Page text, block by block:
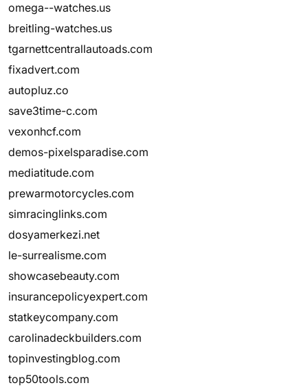
omega--watches.us
breitling-watches.us
tgarnettcentrallautoads.com
fixadvert.com
autopluz.co
save3time-c.com
vexonhcf.com
demos-pixelsparadise.com
mediatitude.com
prewarmotorcycles.com
simracinglinks.com
dosyamerkezi.net
le-surrealisme.com
showcasebeauty.com
insurancepolicyexpert.com
statkeycompany.com
carolinadeckbuilders.com
topinvestingblog.com
top50tools.com